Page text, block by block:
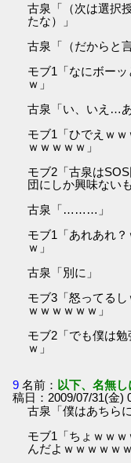
古泉「（次は選択
たな）」
古泉「（だからと
モブ1「なにボー
ｗ」
古泉「い、いえ…
モブ1「ひでえｗ
ｗｗｗｗｗ」
モブ2「古泉は
団にしか興味ない
古泉「………」
モブ1「あれあれ
ｗ」
古泉「別に」
モブ3「怒ってる
ｗｗｗｗｗｗ」
モブ2「でも僕は
ｗ」
9 名前： 以下、名無
稿日：2009/07/31(金)
古泉「僕はあちら
モブ1「ちょｗｗ
んだよｗｗｗｗｗｗ